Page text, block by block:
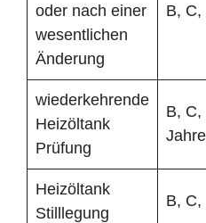
oder nach einer
wesentlichen
Änderung
B, C,
wiederkehrende
Heizöltank
Prüfung
B, C,
Jahre
Heizöltank
Stilllegung
B, C,